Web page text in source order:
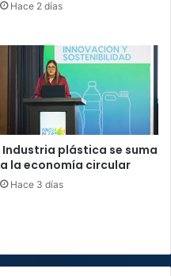
Hace 2 días
Industria plástica se suma
a la economía circular
Hace 3 días